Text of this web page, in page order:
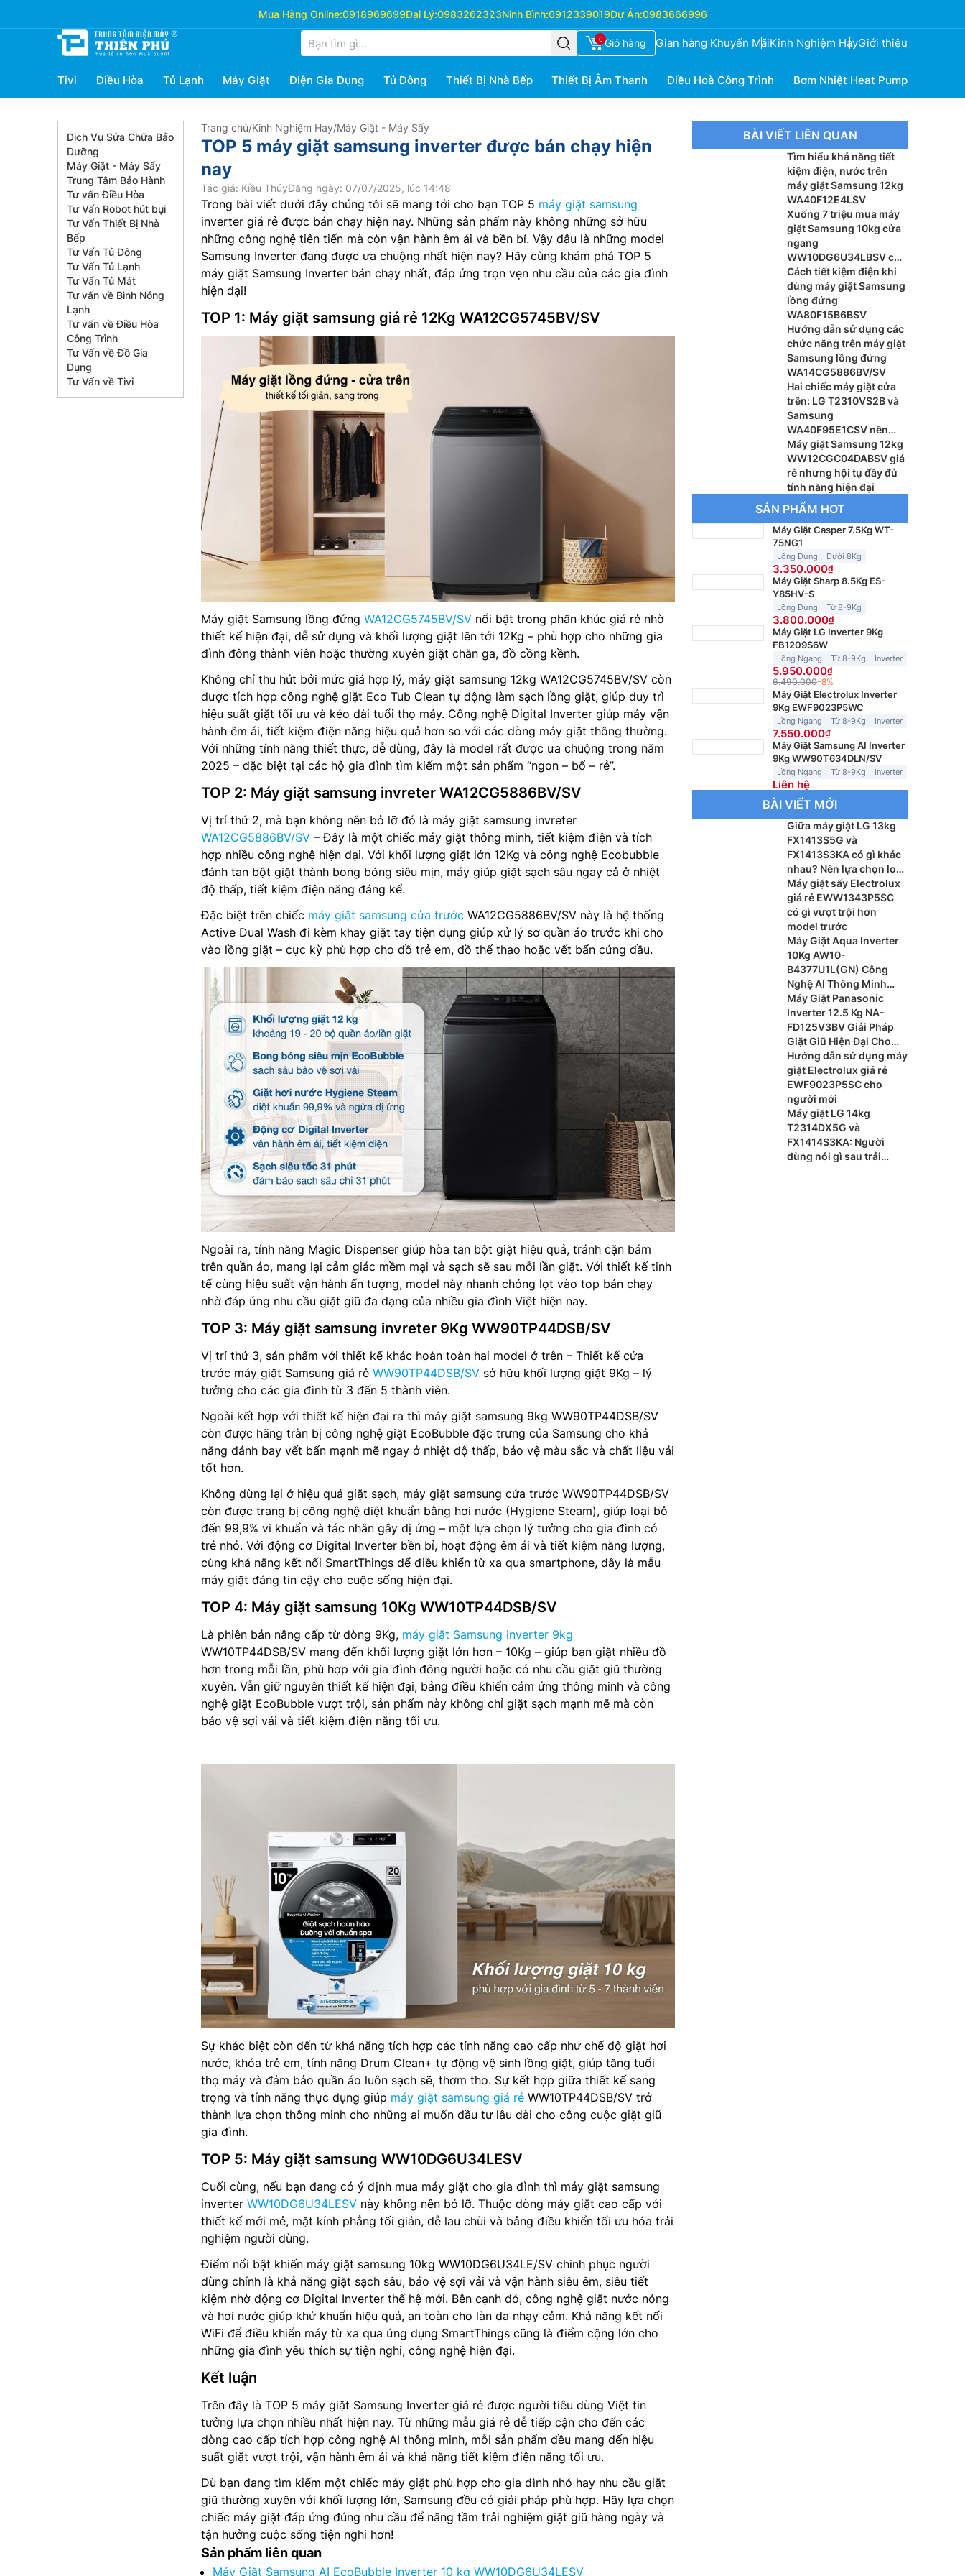
Mua Hàng Online:0918969699Đại Lý:0983262323Ninh Bình:0912339019Dự Án:0983666996
0 Giỏ hàng Gian hàng Khuyến MãiKinh Nghiệm HayGiới thiệu
Tivi Điều Hòa Tủ Lạnh Máy Giặt Điện Gia Dụng Tủ Đông Thiết Bị Nhà Bếp Thiết Bị Âm Thanh Điều Hoà Công Trình Bơm Nhiệt Heat Pump
Dịch Vụ Sửa Chữa Bảo
Dưỡng
Máy Giặt - Máy Sấy
Trung Tâm Bảo Hành
Tư vấn Điều Hòa
Tư Vấn Robot hút bụi
Tư Vấn Thiết Bị Nhà
Bếp
Tư Vấn Tủ Đông
Tư Vấn Tủ Lạnh
Tư Vấn Tủ Mát
Tư vấn về Bình Nóng
Lạnh
Tư vấn về Điều Hòa
Công Trình
Tư Vấn về Đồ Gia
Dụng
Tư Vấn về Tivi
Trang chủ/Kinh Nghiệm Hay/Máy Giặt - Máy Sấy
TOP 5 máy giặt samsung inverter được bán chạy hiện
nay
Tác giả: Kiều ThúyĐăng ngày: 07/07/2025, lúc 14:48
Trong bài viết dưới đây chúng tôi sẽ mang tới cho bạn TOP 5 máy giặt samsung
inverter giá rẻ được bán chạy hiện nay. Những sản phẩm này không những sở hữu
những công nghệ tiên tiến mà còn vận hành êm ái và bền bỉ. Vậy đâu là những model
Samsung Inverter đang được ưa chuộng nhất hiện nay? Hãy cùng khám phá TOP 5
máy giặt Samsung Inverter bán chạy nhất, đáp ứng trọn vẹn nhu cầu của các gia đình
hiện đại!
TOP 1: Máy giặt samsung giá rẻ 12Kg WA12CG5745BV/SV
Máy giặt Samsung lồng đứng WA12CG5745BV/SV nổi bật trong phân khúc giá rẻ nhờ
thiết kế hiện đại, dễ sử dụng và khối lượng giặt lên tới 12Kg – phù hợp cho những gia
đình đông thành viên hoặc thường xuyên giặt chăn ga, đồ cồng kềnh.
Không chỉ thu hút bởi mức giá hợp lý, máy giặt samsung 12kg WA12CG5745BV/SV còn
được tích hợp công nghệ giặt Eco Tub Clean tự động làm sạch lồng giặt, giúp duy trì
hiệu suất giặt tối ưu và kéo dài tuổi thọ máy. Công nghệ Digital Inverter giúp máy vận
hành êm ái, tiết kiệm điện năng hiệu quả hơn so với các dòng máy giặt thông thường.
Với những tính năng thiết thực, dễ dùng, đây là model rất được ưa chuộng trong năm
2025 – đặc biệt tại các hộ gia đình tìm kiếm một sản phẩm “ngon – bổ – rẻ”.
TOP 2: Máy giặt samsung invreter WA12CG5886BV/SV
Vị trí thứ 2, mà bạn không nên bỏ lỡ đó là máy giặt samsung invreter
WA12CG5886BV/SV – Đây là một chiếc máy giặt thông minh, tiết kiệm điện và tích
hợp nhiều công nghệ hiện đại. Với khối lượng giặt lớn 12Kg và công nghệ Ecobubble
đánh tan bột giặt thành bong bóng siêu mịn, máy giúp giặt sạch sâu ngay cả ở nhiệt
độ thấp, tiết kiệm điện năng đáng kể.
Đặc biệt trên chiếc máy giặt samsung cửa trước WA12CG5886BV/SV này là hệ thống
Active Dual Wash đi kèm khay giặt tay tiện dụng giúp xử lý sơ quần áo trước khi cho
vào lồng giặt – cực kỳ phù hợp cho đồ trẻ em, đồ thể thao hoặc vết bẩn cứng đầu.
Ngoài ra, tính năng Magic Dispenser giúp hòa tan bột giặt hiệu quả, tránh cặn bám
trên quần áo, mang lại cảm giác mềm mại và sạch sẽ sau mỗi lần giặt. Với thiết kế tinh
tế cùng hiệu suất vận hành ấn tượng, model này nhanh chóng lọt vào top bán chạy
nhờ đáp ứng nhu cầu giặt giũ đa dạng của nhiều gia đình Việt hiện nay.
TOP 3: Máy giặt samsung invreter 9Kg WW90TP44DSB/SV
Vị trí thứ 3, sản phẩm với thiết kế khác hoàn toàn hai model ở trên – Thiết kế cửa
trước máy giặt Samsung giá rẻ WW90TP44DSB/SV sở hữu khối lượng giặt 9Kg – lý
tưởng cho các gia đình từ 3 đến 5 thành viên.
Ngoài kết hợp với thiết kế hiện đại ra thì máy giặt samsung 9kg WW90TP44DSB/SV
còn được hãng tràn bị công nghệ giặt EcoBubble đặc trưng của Samsung cho khả
năng đánh bay vết bẩn mạnh mẽ ngay ở nhiệt độ thấp, bảo vệ màu sắc và chất liệu vải
tốt hơn.
Không dừng lại ở hiệu quả giặt sạch, máy giặt samsung cửa trước WW90TP44DSB/SV
còn được trang bị công nghệ diệt khuẩn bằng hơi nước (Hygiene Steam), giúp loại bỏ
đến 99,9% vi khuẩn và tác nhân gây dị ứng – một lựa chọn lý tưởng cho gia đình có
trẻ nhỏ. Với động cơ Digital Inverter bền bỉ, hoạt động êm ái và tiết kiệm năng lượng,
cùng khả năng kết nối SmartThings để điều khiển từ xa qua smartphone, đây là mẫu
máy giặt đáng tin cậy cho cuộc sống hiện đại.
TOP 4: Máy giặt samsung 10Kg WW10TP44DSB/SV
Là phiên bản nâng cấp từ dòng 9Kg, máy giặt Samsung inverter 9kg
WW10TP44DSB/SV mang đến khối lượng giặt lớn hơn – 10Kg – giúp bạn giặt nhiều đồ
hơn trong mỗi lần, phù hợp với gia đình đông người hoặc có nhu cầu giặt giũ thường
xuyên. Vẫn giữ nguyên thiết kế hiện đại, bảng điều khiển cảm ứng thông minh và công
nghệ giặt EcoBubble vượt trội, sản phẩm này không chỉ giặt sạch mạnh mẽ mà còn
bảo vệ sợi vải và tiết kiệm điện năng tối ưu.
Sự khác biệt còn đến từ khả năng tích hợp các tính năng cao cấp như chế độ giặt hơi
nước, khóa trẻ em, tính năng Drum Clean+ tự động vệ sinh lồng giặt, giúp tăng tuổi
thọ máy và đảm bảo quần áo luôn sạch sẽ, thơm tho. Sự kết hợp giữa thiết kế sang
trọng và tính năng thực dụng giúp máy giặt samsung giá rẻ WW10TP44DSB/SV trở
thành lựa chọn thông minh cho những ai muốn đầu tư lâu dài cho công cuộc giặt giũ
gia đình.
TOP 5: Máy giặt samsung WW10DG6U34LESV
Cuối cùng, nếu bạn đang có ý định mua máy giặt cho gia đình thì máy giặt samsung
inverter WW10DG6U34LESV này không nên bỏ lỡ. Thuộc dòng máy giặt cao cấp với
thiết kế mới mẻ, mặt kính phẳng tối giản, dễ lau chùi và bảng điều khiển tối ưu hóa trải
nghiệm người dùng.
Điểm nổi bật khiến máy giặt samsung 10kg WW10DG6U34LE/SV chinh phục người
dùng chính là khả năng giặt sạch sâu, bảo vệ sợi vải và vận hành siêu êm, siêu tiết
kiệm nhờ động cơ Digital Inverter thế hệ mới. Bên cạnh đó, công nghệ giặt nước nóng
và hơi nước giúp khử khuẩn hiệu quả, an toàn cho làn da nhạy cảm. Khả năng kết nối
WiFi để điều khiển máy từ xa qua ứng dụng SmartThings cũng là điểm cộng lớn cho
những gia đình yêu thích sự tiện nghi, công nghệ hiện đại.
Kết luận
Trên đây là TOP 5 máy giặt Samsung Inverter giá rẻ được người tiêu dùng Việt tin
tưởng lựa chọn nhiều nhất hiện nay. Từ những mẫu giá rẻ dễ tiếp cận cho đến các
dòng cao cấp tích hợp công nghệ AI thông minh, mỗi sản phẩm đều mang đến hiệu
suất giặt vượt trội, vận hành êm ái và khả năng tiết kiệm điện năng tối ưu.
Dù bạn đang tìm kiếm một chiếc máy giặt phù hợp cho gia đình nhỏ hay nhu cầu giặt
giũ thường xuyên với khối lượng lớn, Samsung đều có giải pháp phù hợp. Hãy lựa chọn
chiếc máy giặt đáp ứng đúng nhu cầu để nâng tầm trải nghiệm giặt giũ hàng ngày và
tận hưởng cuộc sống tiện nghi hơn!
Sản phẩm liên quan
Máy Giặt Samsung AI EcoBubble Inverter 10 kg WW10DG6U34LESV
BÀI VIẾT LIÊN QUAN
Tìm hiểu khả năng tiết
kiệm điện, nước trên
máy giặt Samsung 12kg
WA40F12E4LSV
Xuống 7 triệu mua máy
giặt Samsung 10kg cửa
ngang
WW10DG6U34LBSV có
đáng?
Cách tiết kiệm điện khi
dùng máy giặt Samsung
lồng đứng
WA80F15B6BSV
Hướng dẫn sử dụng các
chức năng trên máy giặt
Samsung lồng đứng
WA14CG5886BV/SV
Hai chiếc máy giặt cửa
trên: LG T2310VS2B và
Samsung
WA40F95E1CSV nên
dùng loại nào
Máy giặt Samsung 12kg
WW12CGC04DABSV giá
rẻ nhưng hội tụ đầy đủ
tính năng hiện đại
SẢN PHẨM HOT
Máy Giặt Casper 7.5Kg WT-
75NG1
Lồng Đứng Dưới 8Kg
3.350.000
Máy Giặt Sharp 8.5Kg ES-
Y85HV-S
Lồng Đứng Từ 8-9Kg
3.800.000
Máy Giặt LG Inverter 9Kg
FB1209S6W
Lồng Ngang Từ 8-9Kg Inverter
5.950.000
6.490.000-8%
Máy Giặt Electrolux Inverter
9Kg EWF9023P5WC
Lồng Ngang Từ 8-9Kg Inverter
7.550.000
Máy Giặt Samsung AI Inverter
9Kg WW90T634DLN/SV
Lồng Ngang Từ 8-9Kg Inverter
Liên hệ
BÀI VIẾT MỚI
Giữa máy giặt LG 13kg
FX1413S5G và
FX1413S3KA có gì khác
nhau? Nên lựa chọn loại
nào?
Máy giặt sấy Electrolux
giá rẻ EWW1343P5SC
có gì vượt trội hơn
model trước
Máy Giặt Aqua Inverter
10Kg AW10-
B4377U1L(GN) Công
Nghệ AI Thông Minh
Cho Gia Đình Hiện Đại
Máy Giặt Panasonic
Inverter 12.5 Kg NA-
FD125V3BV Giải Pháp
Giặt Giũ Hiện Đại Cho
Gia Đình Đông Thành
Viên
Hướng dẫn sử dụng máy
giặt Electrolux giá rẻ
EWF9023P5SC cho
người mới
Máy giặt LG 14kg
T2314DX5G và
FX1414S3KA: Người
dùng nói gì sau trải